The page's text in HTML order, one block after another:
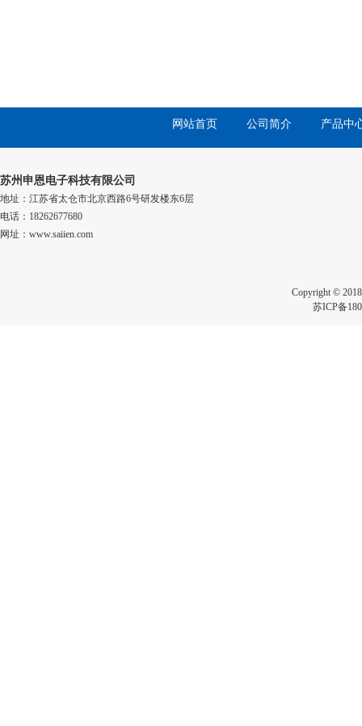
网站首页 公司简介 产品中
苏州申恩电子科技有限公司
地址：江苏省太仓市北京西路6号研发楼东6层
电话：18262677680
网址：www.saiien.com
Copyright ©
苏ICP备